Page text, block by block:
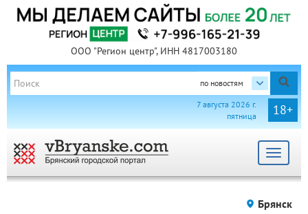
ООО "Регион центр", ИНН 4817003180
по новостям
18+
7 августа 2026 г.
пятница
Toggle
Брянск